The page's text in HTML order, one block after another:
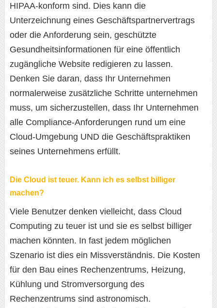
HIPAA-konform sind. Dies kann die
Unterzeichnung eines Geschäftspartnervertrags
oder die Anforderung sein, geschützte
Gesundheitsinformationen für eine öffentlich
zugängliche Website redigieren zu lassen.
Denken Sie daran, dass Ihr Unternehmen
normalerweise zusätzliche Schritte unternehmen
muss, um sicherzustellen, dass Ihr Unternehmen
alle Compliance-Anforderungen rund um eine
Cloud-Umgebung UND die Geschäftspraktiken
seines Unternehmens erfüllt.
Die Cloud ist teuer. Kann ich es selbst billiger
machen?
Viele Benutzer denken vielleicht, dass Cloud
Computing zu teuer ist und sie es selbst billiger
machen könnten. In fast jedem möglichen
Szenario ist dies ein Missverständnis. Die Kosten
für den Bau eines Rechenzentrums, Heizung,
Kühlung und Stromversorgung des
Rechenzentrums sind astronomisch.